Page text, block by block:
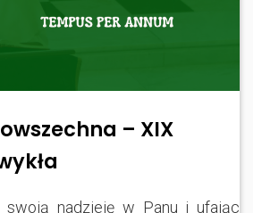
– XIX
swoją nadzieję w Panu i ufając